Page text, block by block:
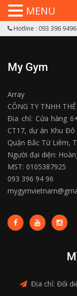
Hotline : 093 396 9496
My Gym
Array
CÔNG TY TNHH
Địa chỉ: Cửa hàng
CT17, dự án Khu
Quận Bắc Từ Liêm,
Người đại diện:
MST: 0105387925
093 396 94 96
Địa chỉ: Đối
MENU